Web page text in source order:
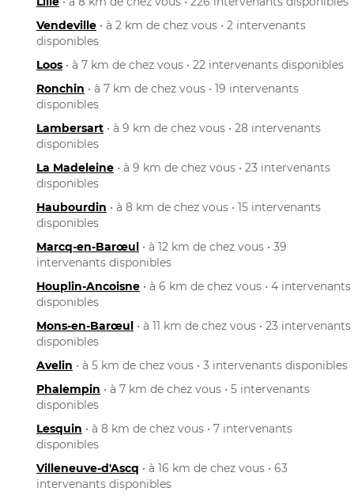
Vendeville • à 2 km de chez vous • 2 intervenants
disponibles
Loos • à 7 km de chez vous • 22 intervenants disponibles
Ronchin • à 7 km de chez vous • 19 intervenants
disponibles
Lambersart • à 9 km de chez vous • 28 intervenants
disponibles
La Madeleine • à 9 km de chez vous • 23 intervenants
disponibles
Haubourdin • à 8 km de chez vous • 15 intervenants
disponibles
Marcq-en-Barœul • à 12 km de chez vous • 39
intervenants disponibles
Houplin-Ancoisne • à 6 km de chez vous • 4 intervenants
disponibles
Mons-en-Barœul • à 11 km de chez vous • 23 intervenants
disponibles
Avelin • à 5 km de chez vous • 3 intervenants disponibles
Phalempin • à 7 km de chez vous • 5 intervenants
disponibles
Lesquin • à 8 km de chez vous • 7 intervenants
disponibles
Villeneuve-d'Ascq • à 16 km de chez vous • 63
intervenants disponibles